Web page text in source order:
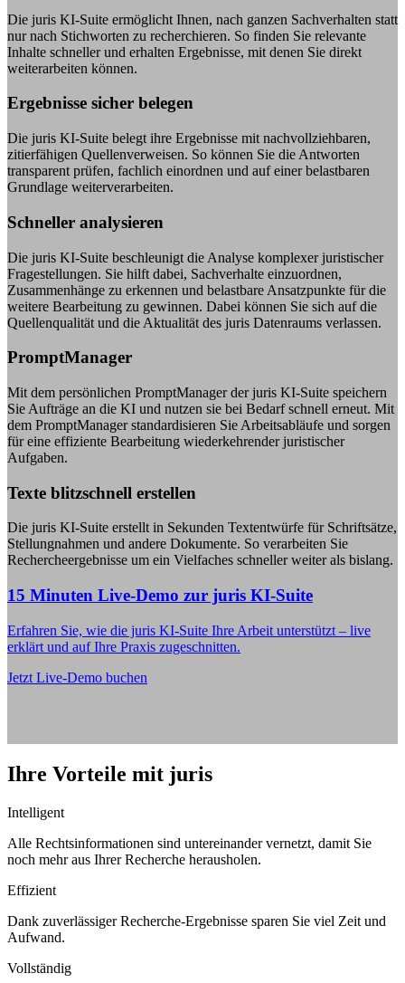
Die juris KI-Suite ermöglicht Ihnen, nach ganzen Sachverhalten statt
nur nach Stichworten zu recherchieren. So finden Sie relevante
Inhalte schneller und erhalten Ergebnisse, mit denen Sie direkt
weiterarbeiten können.
Ergebnisse sicher belegen
Die juris KI-Suite belegt ihre Ergebnisse mit nachvollziehbaren,
zitierfähigen Quellenverweisen. So können Sie die Antworten
transparent prüfen, fachlich einordnen und auf einer belastbaren
Grundlage weiterverarbeiten.
Schneller analysieren
Die juris KI-Suite beschleunigt die Analyse komplexer juristischer
Fragestellungen. Sie hilft dabei, Sachverhalte einzuordnen,
Zusammenhänge zu erkennen und belastbare Ansatzpunkte für die
weitere Bearbeitung zu gewinnen. Dabei können Sie sich auf die
Quellenqualität und die Aktualität des juris Datenraums verlassen.
PromptManager
Mit dem persönlichen PromptManager der juris KI-Suite speichern
Sie Aufträge an die KI und nutzen sie bei Bedarf schnell erneut. Mit
dem PromptManager standardisieren Sie Arbeitsabläufe und sorgen
für eine effiziente Bearbeitung wiederkehrender juristischer
Aufgaben.
Texte blitzschnell erstellen
Die juris KI-Suite erstellt in Sekunden Textentwürfe für Schriftsätze,
Stellungnahmen und andere Dokumente. So verarbeiten Sie
Rechercheergebnisse um ein Vielfaches schneller weiter als bislang.
15 Minuten Live-Demo zur juris KI-Suite
Erfahren Sie, wie die juris KI-Suite Ihre Arbeit unterstützt – live
erklärt und auf Ihre Praxis zugeschnitten.
Jetzt Live-Demo buchen
Ihre Vorteile mit juris
Intelligent
Alle Rechtsinformationen sind untereinander vernetzt, damit Sie
noch mehr aus Ihrer Recherche herausholen.
Effizient
Dank zuverlässiger Recherche-Ergebnisse sparen Sie viel Zeit und
Aufwand.
Vollständig